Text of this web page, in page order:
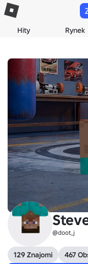
Hity Rynek
@doot_j
129 Znajomi 467